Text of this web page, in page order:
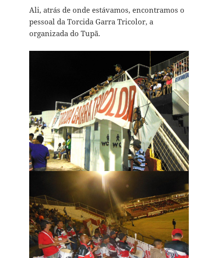
Ali, atrás de onde estávamos, encontramos o
pessoal da Torcida Garra Tricolor, a
organizada do Tupã.